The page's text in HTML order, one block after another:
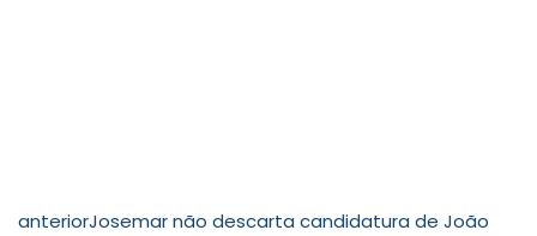
anteriorJosemar não descarta candidatura de João